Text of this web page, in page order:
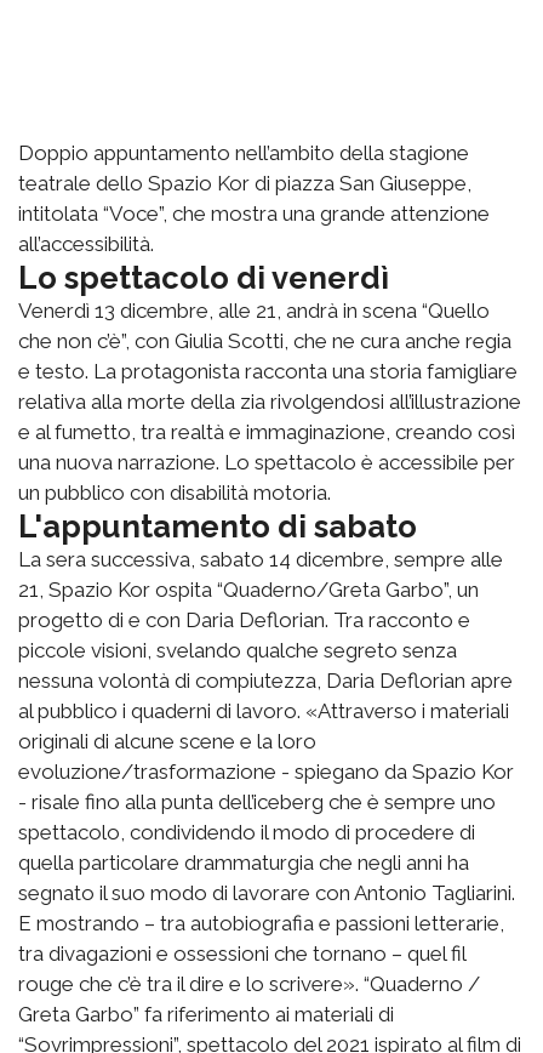
Doppio appuntamento nell’ambito della stagione
teatrale dello Spazio Kor di piazza San Giuseppe,
intitolata “Voce”, che mostra una grande attenzione
all’accessibilità.
Lo spettacolo di venerdì
Venerdì 13 dicembre, alle 21, andrà in scena “Quello
che non c’è”, con Giulia Scotti, che ne cura anche regia
e testo. La protagonista racconta una storia famigliare
relativa alla morte della zia rivolgendosi all’illustrazione
e al fumetto, tra realtà e immaginazione, creando così
una nuova narrazione. Lo spettacolo è accessibile per
un pubblico con disabilità motoria.
L'appuntamento di sabato
La sera successiva, sabato 14 dicembre, sempre alle
21, Spazio Kor ospita “Quaderno/Greta Garbo”, un
progetto di e con Daria Deflorian. Tra racconto e
piccole visioni, svelando qualche segreto senza
nessuna volontà di compiutezza, Daria Deflorian apre
al pubblico i quaderni di lavoro. «Attraverso i materiali
originali di alcune scene e la loro
evoluzione/trasformazione - spiegano da Spazio Kor
- risale fino alla punta dell’iceberg che è sempre uno
spettacolo, condividendo il modo di procedere di
quella particolare drammaturgia che negli anni ha
segnato il suo modo di lavorare con Antonio Tagliarini.
E mostrando – tra autobiografia e passioni letterarie,
tra divagazioni e ossessioni che tornano – quel fil
rouge che c’è tra il dire e lo scrivere». “Quaderno /
Greta Garbo” fa riferimento ai materiali di
“Sovrimpressioni”, spettacolo del 2021 ispirato al film di